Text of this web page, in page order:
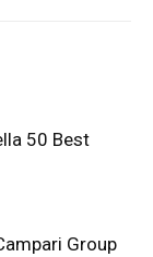
50 Best
Group